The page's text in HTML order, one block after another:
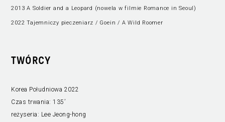
TWÓRCY
Korea Południowa 2022
Czas trwania: 135’
reżyseria: Lee Jeong-hong
2013 A Soldier and a Leopard (nowela w filmie Romance in Seoul)
2022 Tajemniczy pieczeniarz / Goein / A Wild Roomer